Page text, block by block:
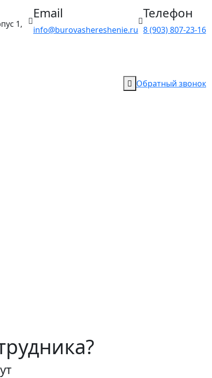
1,
Email
info@burovashereshenie.ru
Телефон
8 (903) 807‑23‑16
Обратный звонок